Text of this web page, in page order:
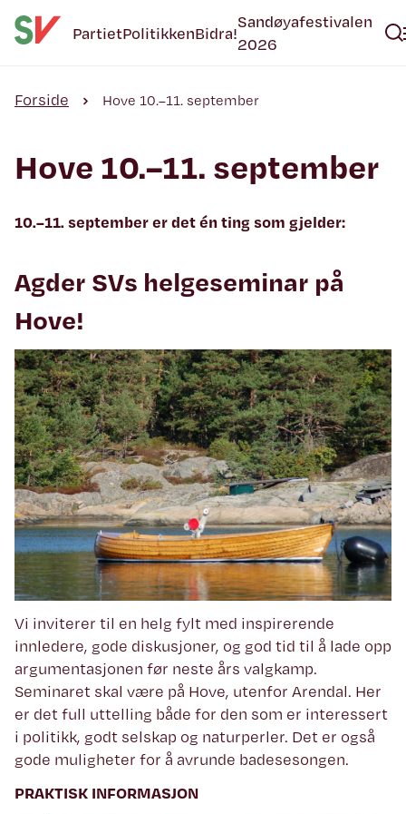
PartietPolitikkenBidra!
Sandøyafestivalen
2026
Forside Hove 10.–11. september
Hove 10.–11. september
10.–11. september er det én ting som gjelder:
Agder SVs helgeseminar på
Hove!
Vi inviterer til en helg fylt med inspirerende
innledere, gode diskusjoner, og god tid til å lade opp
argumentasjonen før neste års valgkamp.
Seminaret skal være på Hove, utenfor Arendal. Her
er det full uttelling både for den som er interessert
i politikk, godt selskap og naturperler. Det er også
gode muligheter for å avrunde badesesongen.
PRAKTISK INFORMASJON